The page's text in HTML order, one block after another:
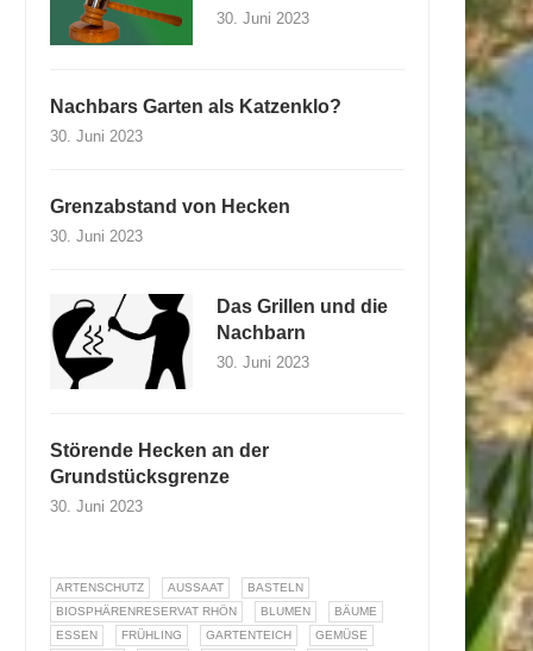
30. Juni 2023
Nachbars Garten als Katzenklo?
30. Juni 2023
Grenzabstand von Hecken
30. Juni 2023
Das Grillen und die
Nachbarn
30. Juni 2023
Störende Hecken an der
Grundstücksgrenze
30. Juni 2023
ARTENSCHUTZ AUSSAAT
BASTELN
BIOSPHÄRENRESERVAT RHÖN
BLUMEN
BÄUME
ESSEN
FRÜHLING GARTENTEICH GEMÜSE